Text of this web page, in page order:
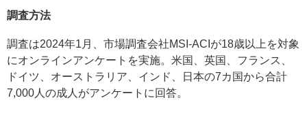
調査方法
調査は2024年1月、市場調査会社MSI-ACIが18歳以上を対象
にオンラインアンケートを実施。米国、英国、フランス、
ドイツ、オーストラリア、インド、日本の7カ国から合計
7,000人の成人がアンケートに回答。